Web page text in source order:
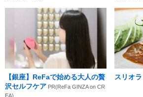
【銀座】ReFaで始める大人の贅
沢セルフケア PR(ReFa GINZA on CR
EA)
スリオラ